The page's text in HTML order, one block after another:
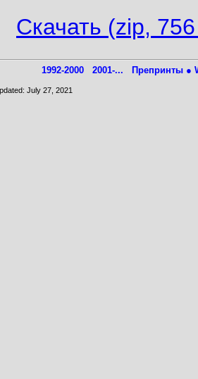
Скачать (zip,
1992-2000 2001-... Препринты ●
July 27, 2021